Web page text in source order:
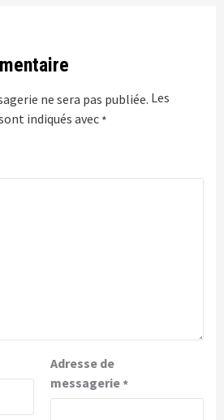
ne sera pas publiée. Les
indiqués avec *
Adresse de
messagerie*